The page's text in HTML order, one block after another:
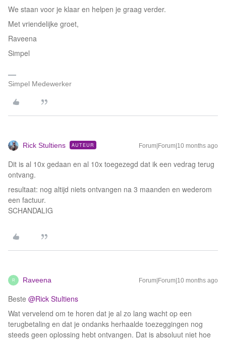
We staan voor je klaar en helpen je graag verder.
Met vriendelijke groet,
Raveena
Simpel
Simpel Medewerker
Rick Stultiens AUTEUR Forum|Forum|10 months ago
Dit is al 10x gedaan en al 10x toegezegd dat ik een vedrag terug
ontvang.
resultaat: nog altijd niets ontvangen na 3 maanden en wederom
een factuur.
SCHANDALIG
R Raveena Forum|Forum|10 months ago
Beste ​ @Rick Stultiens
Wat vervelend om te horen dat je al zo lang wacht op een
terugbetaling en dat je ondanks herhaalde toezeggingen nog
steeds geen oplossing hebt ontvangen. Dat is absoluut niet hoe